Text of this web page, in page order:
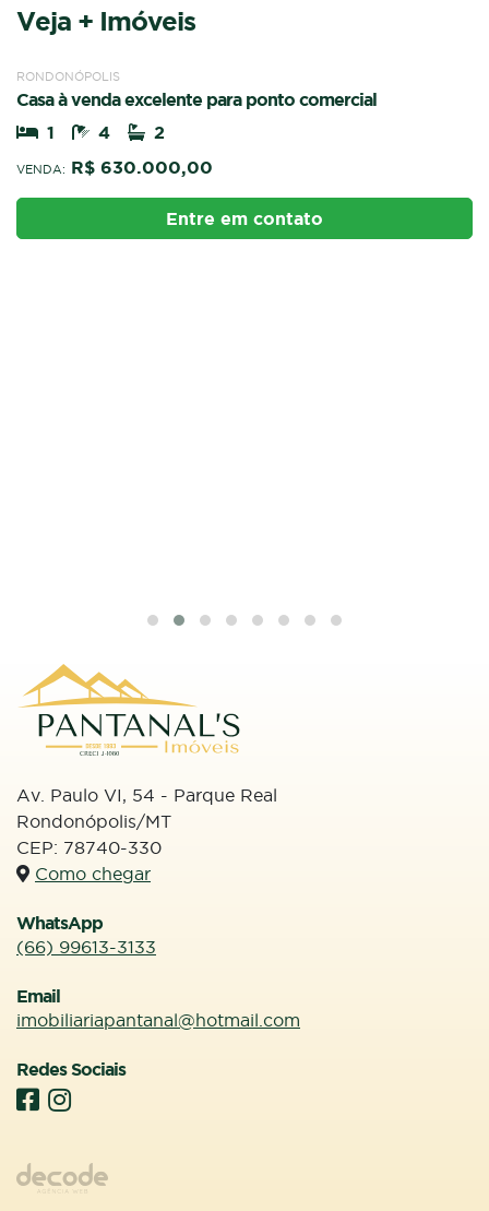
Veja + Imóveis
VENDA
RONDONÓPOLIS
Casa à venda excelente para ponto comercial
1
4 2
VENDA: R$ 630.000,00
Entre em contato
imobiliariapantanal@hotmail.com
Redes Sociais